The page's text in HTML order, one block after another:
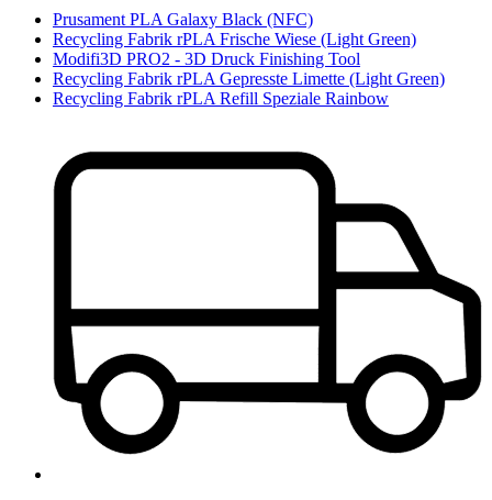
Prusament PLA Galaxy Black (NFC)
Recycling Fabrik rPLA Frische Wiese (Light Green)
Modifi3D PRO2 - 3D Druck Finishing Tool
Recycling Fabrik rPLA Gepresste Limette (Light Green)
Recycling Fabrik rPLA Refill Speziale Rainbow